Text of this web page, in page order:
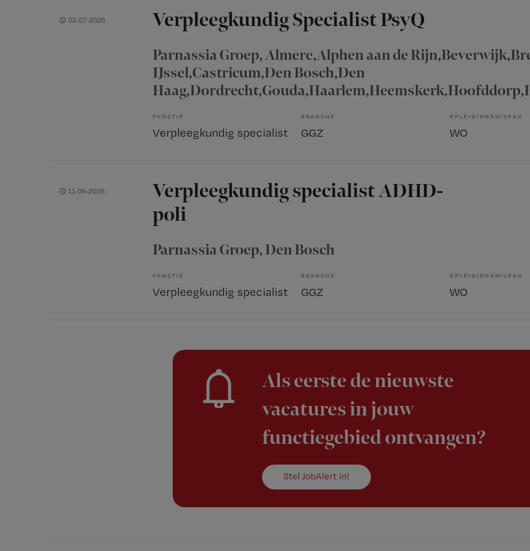
02-07-2026 Verpleegkundig Specialist PsyQ
Parnassia Groep, Almere,Alphen aan de
IJssel,Castricum,Den Bosch,Den
FUNCTIE
Verpleegkundig specialist
BRANCHE
GGZ
OPLEIDINGSNIVEAU
WO
11-06-2026
Verpleegkundig specialist ADHD-
poli
Parnassia Groep, Den Bosch
FUNCTIE
Verpleegkundig specialist
BRANCHE
GGZ
OPLEIDINGSNIVEAU
WO
Als eerste de nieuwste
vacatures in jouw
functiegebied ontvangen?
Stel JobAlert in!